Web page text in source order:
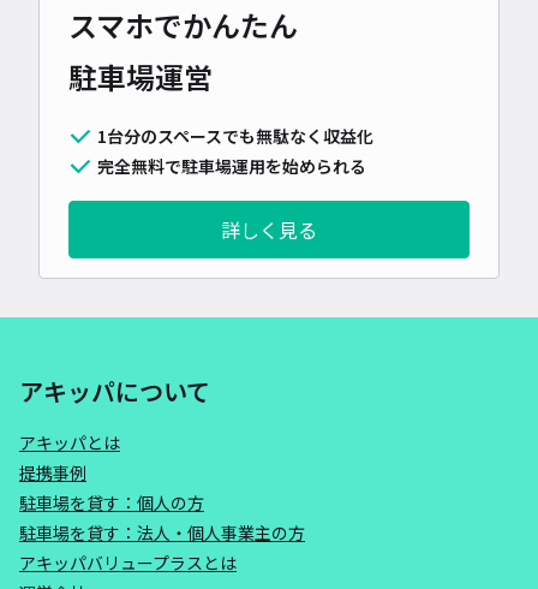
スマホでかんたん
駐車場運営
1台分のスペースでも無駄なく収益化
完全無料で駐車場運用を始められる
詳しく見る
アキッパについて
アキッパとは
提携事例
駐車場を貸す：個人の方
駐車場を貸す：法人・個人事業主の方
アキッパバリュープラスとは